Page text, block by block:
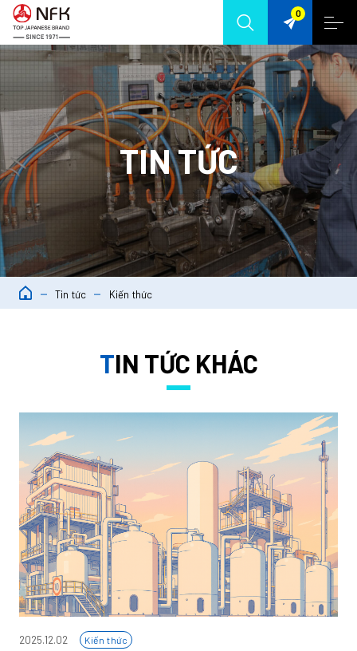
0
TIN TỨC
Tin tức Kiến thức
TIN TỨC KHÁC
2025.12.02 Kiến thức